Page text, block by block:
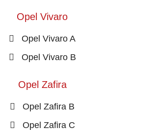
Opel Vivaro
Opel Vivaro A
Opel Vivaro B
Opel Zafira
Opel Zafira B
Opel Zafira C